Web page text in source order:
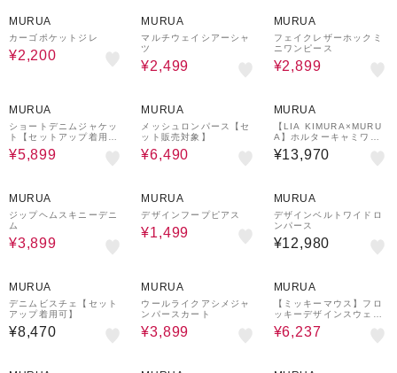
MURUA
カーゴポケットジレ
¥2,200
MURUA
マルチウェイシアーシャ
ツ
¥2,499
MURUA
フェイクレザーホックミ
ニワンピース
¥2,899
MURUA
ショートデニムジャケッ
ト【セットアップ着用
可】
¥5,899
MURUA
メッシュロンパース【セ
ット販売対象】
¥6,490
MURUA
【LIA KIMURA×MURU
A】ホルターキャミワン
ピース
¥13,970
MURUA
ジップヘムスキニーデニ
ム
¥3,899
MURUA
デザインフープピアス
¥1,499
MURUA
デザインベルトワイドロ
ンパース
¥12,980
MURUA
デニムビスチェ【セット
アップ着用可】
¥8,470
MURUA
ウールライクアシメジャ
ンパースカート
¥3,899
MURUA
【ミッキーマウス】フロ
ッキーデザインスウェッ
ト
¥6,237